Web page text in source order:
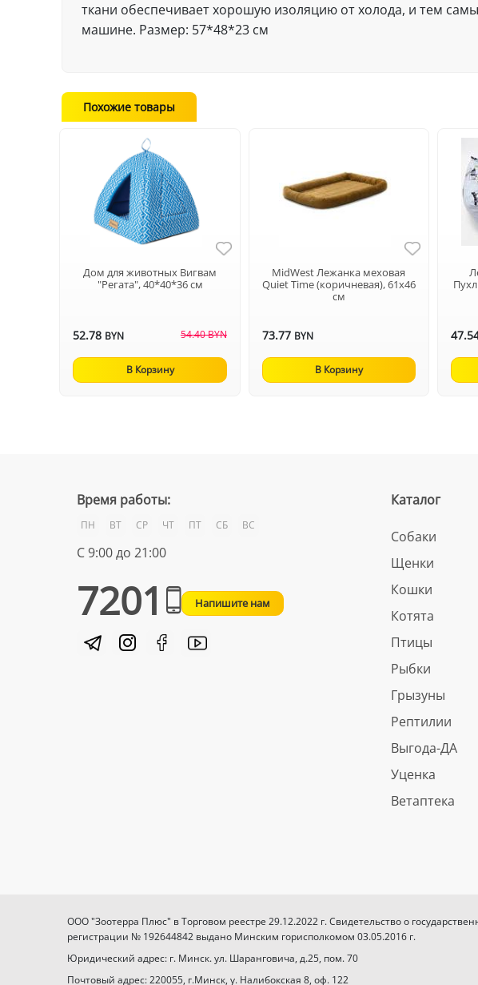
ткани обеспечивает хорошую изоляцию от холода, и тем
машине. Размер: 57*48*23 см
Похожие товары
Дом для животных Вигвам
"Регата", 40*40*36 см
52.78 BYN 54.40 BYN
В Корзину
MidWest Лежанка меховая
Quiet Time (коричневая), 61х46
см
73.77 BYN
В Корзину
Время работы:
ПН ВТ СР ЧТ ПТ СБ ВС
С 9:00 до 21:00
7201 Напишите нам
Каталог
Собаки
Щенки
Кошки
Котята
Птицы
Рыбки
Грызуны
Рептилии
Выгода-ДА
Уценка
Ветаптека
ООО "Зоотерра Плюс" в Торговом реестре 29.12.2022 г. Свидетельство о
регистрации № 192644842 выдано Минским горисполкомом 03.05.2016 г.
Юридический адрес: г. Минск. ул. Шаранговича, д.25, пом. 70
Почтовый адрес: 220055, г.Минск, у. Налибокская 8, оф. 122